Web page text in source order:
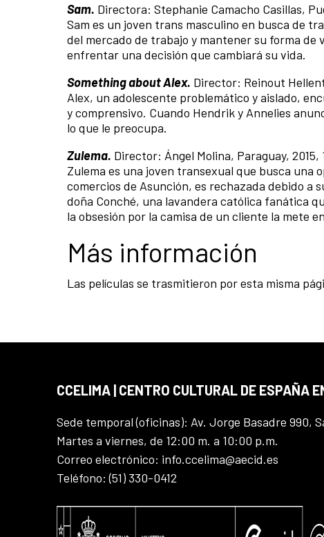
Sam. Directora: Stephanie Camacho Casillas,
Sam es un joven trans masculino en busca de
del mercado de trabajo y mantener su forma de
enfrentar una decisión que cambiará su vida.
Something about Alex. Director: Reinout
Alex, un adolescente problemático y aislado,
y comprensivo. Cuando Hendrik y Annelies
lo que le preocupa.
Zulema. Director: Ángel Molina, Paraguay, 2015,
Zulema es una joven transexual que busca
comercios de Asunción, es rechazada debido a
doña Conché, una lavandera católica fanática
la obsesión por la camisa de un cliente la mete
Más información
Las películas se trasmitieron por esta misma
CCELIMA | CENTRO CULTURAL DE ESPAÑA
Sede temporal (oficinas): Av. Jorge Basadre 990,
Martes a viernes, de 12:00 m. a 10:00 p.m.
Correo electrónico: info.ccelima@aecid.es
Teléfono: (51) 330-0412